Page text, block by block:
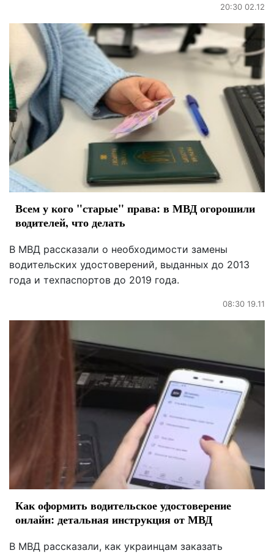
20:30 02.12
Всем у кого "старые" права: в МВД огорошили
водителей, что делать
В МВД рассказали о необходимости замены
водительских удостоверений, выданных до 2013
года и техпаспортов до 2019 года.
08:30 19.11
Как оформить водительское удостоверение
онлайн: детальная инструкция от МВД
В МВД рассказали, как украинцам заказать